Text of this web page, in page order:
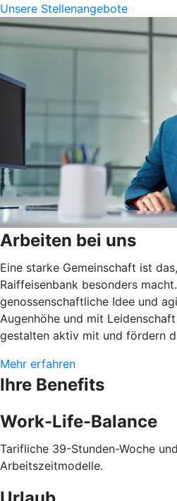
Unsere Stellenangebote
Arbeiten bei uns
Eine starke Gemeinschaft ist
Raiffeisenbank besonders
genossenschaftliche Idee und
Augenhöhe und mit
gestalten aktiv mit und fördern
Mehr erfahren
Ihre Benefits
Work-Life-Balance
Tarifliche 39-Stunden-Woche
Arbeitszeitmodelle.